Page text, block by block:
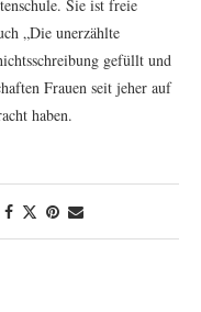
Sie ist freie
„Die unerzählte
gefüllt und
Frauen seit jeher auf
haben.